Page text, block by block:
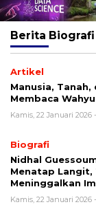
Berita Biografi
Artikel
Manusia, Tanah,
Membaca Wahyu
Kamis, 22 Januari 2026
Biografi
Nidhal
Menatap Langit,
Meninggalkan
Kamis, 22 Januari 2026